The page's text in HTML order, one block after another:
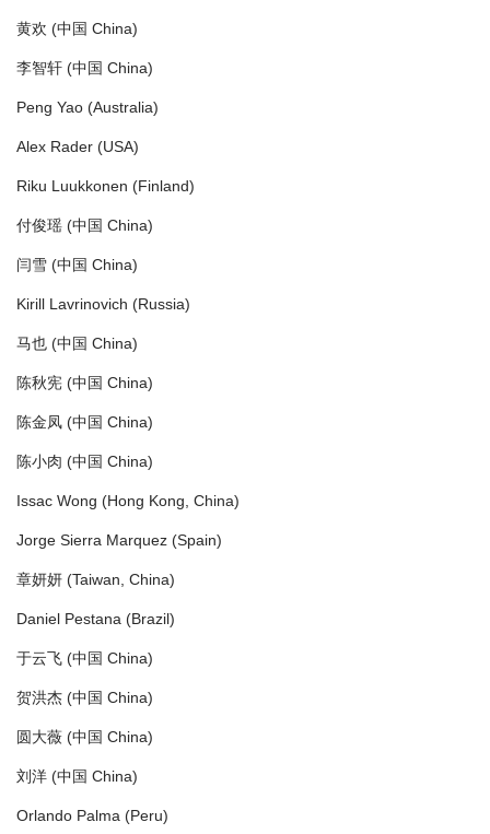
黄欢 (中国 China)
李智轩 (中国 China)
Peng Yao (Australia)
Alex Rader (USA)
Riku Luukkonen (Finland)
付俊瑶 (中国 China)
闫雪 (中国 China)
Kirill Lavrinovich (Russia)
马也 (中国 China)
陈秋宪 (中国 China)
陈金凤 (中国 China)
陈小肉 (中国 China)
Issac Wong (Hong Kong, China)
Jorge Sierra Marquez (Spain)
章妍妍 (Taiwan, China)
Daniel Pestana (Brazil)
于云飞 (中国 China)
贺洪杰 (中国 China)
圆大薇 (中国 China)
刘洋 (中国 China)
Orlando Palma (Peru)